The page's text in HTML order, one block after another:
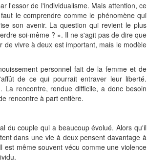
l'essor de l'individualisme. Mais attention, ce
le comprendre comme le phénomène qui
son avenir. La question qui revient le plus
soi-même ? ». Il ne s'agit pas de dire que
vivre à deux est important, mais le modèle
personnel fait de la femme et de
de ce qui pourrait entraver leur liberté.
rencontre, rendue difficile, a donc besoin
rencontre à part entière.
du couple qui a beaucoup évolué. Alors qu'il
dans une vie à deux pensent davantage à
même souvent vécu comme une violence